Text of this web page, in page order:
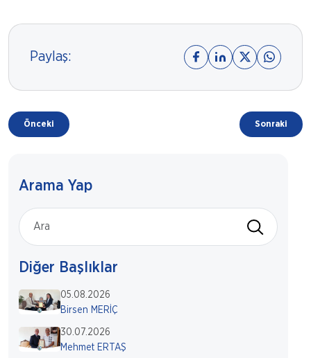
Paylaş:
Önceki Sonraki
Arama Yap
Diğer Başlıklar
05.08.2026
Birsen MERİÇ
30.07.2026
Mehmet ERTAŞ